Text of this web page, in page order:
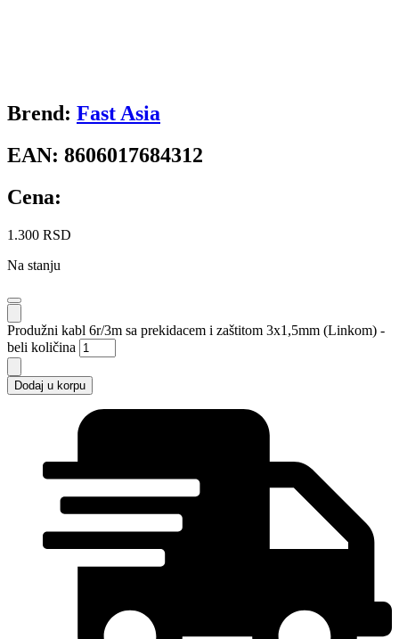
Brend: Fast Asia
EAN: 8606017684312
Cena:
1.300 RSD
Na stanju
Produžni kabl 6r/3m sa prekidacem i zaštitom 3x1,5mm (Linkom) -
beli količina
Dodaj u korpu